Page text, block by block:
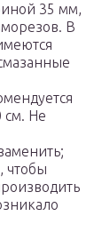
35 мм,
В
см. Не
чтобы